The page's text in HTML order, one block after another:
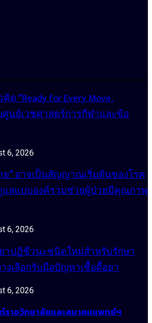
“Ready for Every Move,
ศูนย์เวชศาสตร์การกีฬาและข้อ
6, 2026
าย” อาจเป็นสัญญาณเริ่มต้นของโรค
แลแบบองค์รวมช่วยผู้ป่วยมีคุณภาพ
6, 2026
าปฏิชีวนะชนิดใหม่สำหรับรักษา
งเลือกรับมือปัญหาเชื้อดื้อยา
6, 2026
ราชวิทยาลัยและสมาคมแพทย์ฯ